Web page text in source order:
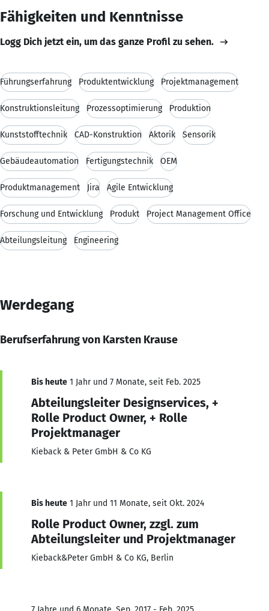
Fähigkeiten und Kenntnisse
Logg Dich jetzt ein, um das ganze Profil zu sehen.
Führungserfahrung Produktentwicklung Projektmanagement
Konstruktionsleitung Prozessoptimierung Produktion
Kunststofftechnik CAD-Konstruktion Aktorik Sensorik
Gebäudeautomation Fertigungstechnik OEM
Produktmanagement Jira Agile Entwicklung
Forschung und Entwicklung Produkt Project Management Office
Abteilungsleitung Engineering
Werdegang
Berufserfahrung von Karsten Krause
Bis heute 1 Jahr und 7 Monate, seit Feb. 2025
Abteilungsleiter Designservices, +
Rolle Product Owner, + Rolle
Projektmanager
Kieback & Peter GmbH & Co KG
Bis heute 1 Jahr und 11 Monate, seit Okt. 2024
Rolle Product Owner, zzgl. zum
Abteilungsleiter und Projektmanager
Kieback&Peter GmbH & Co KG, Berlin